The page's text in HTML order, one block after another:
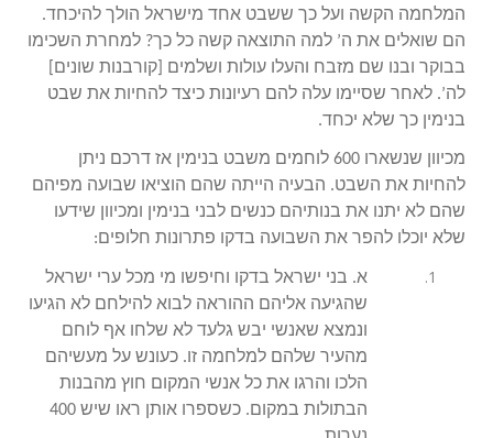
המלחמה הקשה ועל כך ששבט אחד מישראל הולך להיכחד.
הם שואלים את ה’ למה התוצאה קשה כל כך? למחרת השכימו
בבוקר ובנו שם מזבח והעלו עולות ושלמים [קורבנות שונים]
לה’. לאחר שסיימו עלה להם רעיונות כיצד להחיות את שבט
בנימין כך שלא יכחד.
מכיוון שנשארו 600 לוחמים משבט בנימין אז דרכם ניתן
להחיות את השבט. הבעיה הייתה שהם הוציאו שבועה מפיהם
שהם לא יתנו את בנותיהם כנשים לבני בנימין ומכיוון שידעו
שלא יוכלו להפר את השבועה בדקו פתרונות חלופים:
א. בני ישראל בדקו וחיפשו מי מכל ערי ישראל
שהגיעה אליהם ההוראה לבוא להילחם לא הגיעו
ונמצא שאנשי יבש גלעד לא שלחו אף לוחם
מהעיר שלהם למלחמה זו. כעונש על מעשיהם
הלכו והרגו את כל אנשי המקום חוץ מהבנות
הבתולות במקום. כשספרו אותן ראו שיש 400